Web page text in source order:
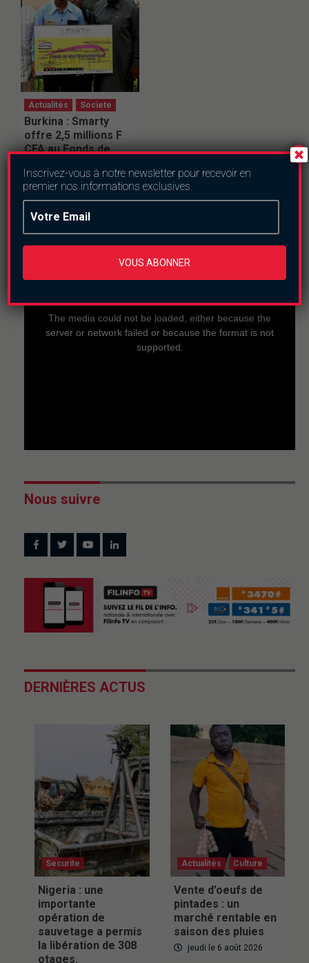
Actualités Societe
Burkina : Smarty
offre 2,5 millions F
CFA au Fonds de
vendredi le 24 juillet
2026
is
The media could not be loaded, either because the
server or network failed or because the format is not
supported.
Nous suivre
DERNIÈRES ACTUS
Securite
Nigeria : une
importante
opération de
sauvetage a permis
la libération de 308
otages.
Actualités Culture
Vente d’oeufs de
pintades : un
marché rentable en
saison des pluies
jeudi le 6 août 2026
Inscrivez-vous à notre newsletter pour recevoir en
premier nos informations exclusives
VOUS ABONNER